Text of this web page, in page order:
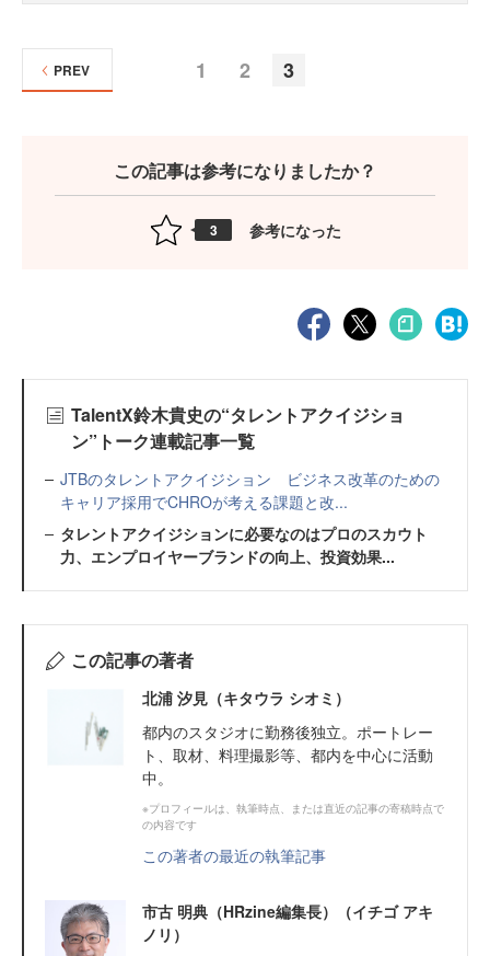
1 2 3
PREV
この記事は参考になりましたか？
3 参考になった
TalentX鈴木貴史の“タレントアクイジショ
ン”トーク連載記事一覧
JTBのタレントアクイジション ビジネス改革のための
キャリア採用でCHROが考える課題と改...
タレントアクイジションに必要なのはプロのスカウト
力、エンプロイヤーブランドの向上、投資効果...
この記事の著者
北浦 汐見（キタウラ シオミ）
都内のスタジオに勤務後独立。ポートレー
ト、取材、料理撮影等、都内を中心に活動
中。
※プロフィールは、執筆時点、または直近の記事の寄稿時点で
の内容です
この著者の最近の執筆記事
市古 明典（HRzine編集長）（イチゴ アキ
ノリ）